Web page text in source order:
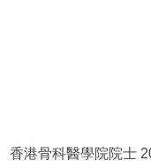
香港骨科醫學院院士